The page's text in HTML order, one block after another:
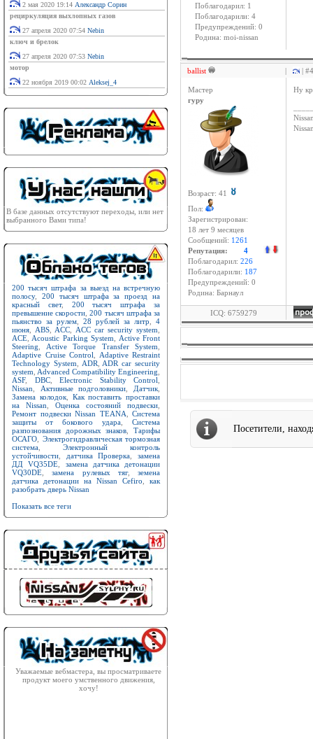
2 мая 2020 19:14 Александр Сорин
рециркуляция выхлопных газов
27 апреля 2020 07:54 Nebin
ключ и брелок
27 апреля 2020 07:53 Nebin
мотор
22 ноября 2019 00:02 Aleksej_4
В базе данных отсутствуют переходы, или нет
выбранного Вами типа!
200 тысяч штрафа за выезд на встречную
полосу, 200 тысяч штрафа за проезд на
красный свет, 200 тысяч штрафа за
превышение скорости ,200 тысяч штрафа за
пьянство за рулем
28 рублей за литр
4
июня
ABS ACC ACC car security system
ACE Acoustic Parking System
Active Front
Steering
Active Torque Transfer System
Adaptive Cruise Control
Adaptive Restraint
Technology System
ADR
ADR car security
system Advanced Compatibility Engineering
ASF, DBC, Electronic Stability Control
Nissan
Активные подголовники Датчик
Замена колодок, Как поставить проставки
на Nissan
Оценка состояний подвески
Ремонт подвески Nissan TEANA
Система
защиты от бокового удара
Система
разпознования дорожных знаков ,Тарифы
ОСАГО
Электрогидравлическая тормозная
система
Электронный контроль
устойчивости
датчика Проверка ,замена
ДД VQ35DE
замена датчика детонации
VQ30DE ,замена рулевых тяг, земена
датчика детонации на Nissan Cefiro
как
разобрать дверь Nissan
Показать все теги
Уважаемые вебмастера, вы просматриваете
продукт моего умственного движения,
хочу!
Поблагодарил: 1
Поблагодарили: 4
Предупреждений: 0
Родина: moi-nissan
ballist | |
Мастер
гуру
Возраст: 41
Пол:
Зарегистрирован:
18 лет 9 месяцев
Сообщений: 1261
Репутация: 4
Поблагодарил: 226
Поблагодарили: 187
Предупреждений: 0
Родина: Барнаул
Ну
ICQ: 6759279
Посетители,